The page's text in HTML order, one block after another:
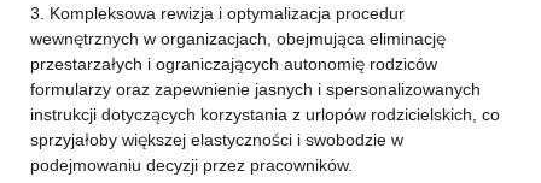
3. Kompleksowa rewizja i optymalizacja procedur
wewnętrznych w organizacjach, obejmująca eliminację
przestarzałych i ograniczających autonomię rodziców
formularzy oraz zapewnienie jasnych i spersonalizowanych
instrukcji dotyczących korzystania z urlopów rodzicielskich, co
sprzyjałoby większej elastyczności i swobodzie w
podejmowaniu decyzji przez pracowników.